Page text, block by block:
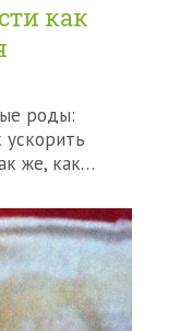
как
роды:
ускорить
же, как…